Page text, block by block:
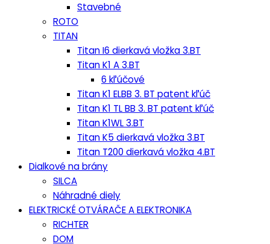
Stavebné
ROTO
TITAN
Titan I6 dierkavá vložka 3.BT
Titan K1 A 3.BT
6 kľúčové
Titan K1 ELBB 3. BT patent kľúč
Titan K1 TL BB 3. BT patent kľúč
Titan K1WL 3.BT
Titan K5 dierkavá vložka 3.BT
Titan T200 dierkavá vložka 4.BT
Dialkové na brány
SILCA
Náhradné diely
ELEKTRICKÉ OTVÁRAČE A ELEKTRONIKA
RICHTER
DOM